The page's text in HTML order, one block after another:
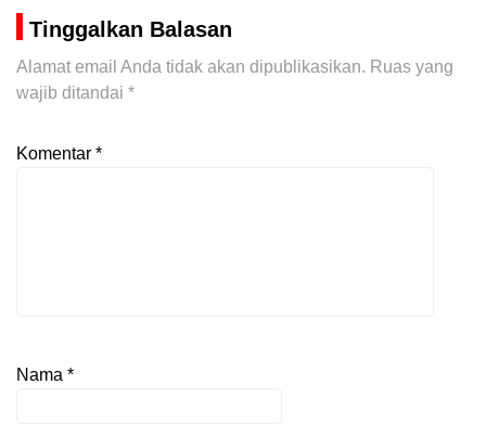
Tinggalkan Balasan
Alamat email Anda tidak akan dipublikasikan. Ruas yang
wajib ditandai *
Komentar *
Nama *